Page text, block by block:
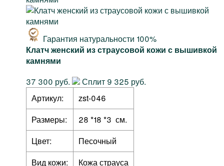
Гарантия натуральности 100%
Клатч женский из страусовой кожи с вышивкой
камнями
37 300 руб.
Сплит 9 325 руб.
Артикул:
zst-046
Размеры:
28 *18 *3 см.
Цвет:
Песочный
Вид кожи:
Кожа страуса